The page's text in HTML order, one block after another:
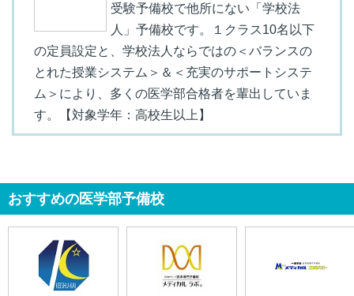
受験予備校で他所にない「学校法
人」予備校です。１クラス10名以下
の定員設定と、学校法人ならではの＜バランスの
とれた授業システム＞＆＜充実のサポートシステ
ム＞により、多くの医学部合格者を輩出していま
す。【対象学年：高校生以上】
おすすめの医学部予備校